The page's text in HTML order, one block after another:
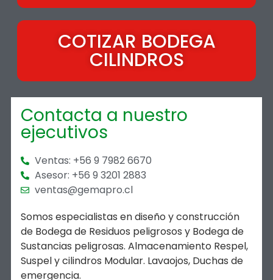
COTIZAR BODEGA
CILINDROS
Contacta a nuestro
ejecutivos
Ventas: +56 9 7982 6670
Asesor: +56 9 3201 2883
ventas@gemapro.cl
Somos especialistas en diseño y construcción
de Bodega de Residuos peligrosos y Bodega de
Sustancias peligrosas. Almacenamiento Respel,
Suspel y cilindros Modular. Lavaojos, Duchas de
emergencia.